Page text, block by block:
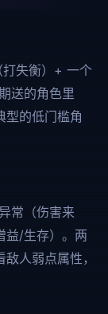
失衡）+ 一个
送的角色里
型的低门槛角
常（伤害来
益/生存）。两
人弱点属性，